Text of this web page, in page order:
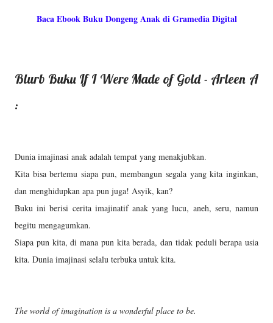
Baca Ebook Buku Dongeng Anak di Gramedia Digital
Blurb Buku If I Were Made of Gold - Arleen A
:
Dunia imajinasi anak adalah tempat yang menakjubkan.
Kita bisa bertemu siapa pun, membangun segala yang kita inginkan,
dan menghidupkan apa pun juga! Asyik, kan?
Buku ini berisi cerita imajinatif anak yang lucu, aneh, seru, namun
begitu mengagumkan.
Siapa pun kita, di mana pun kita berada, dan tidak peduli berapa usia
kita. Dunia imajinasi selalu terbuka untuk kita.
The world of imagination is a wonderful place to be.